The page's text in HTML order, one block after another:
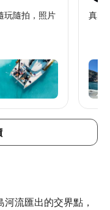
玩隨拍，照片
真的
流匯出的交界點，